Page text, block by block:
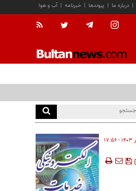
آب و هوا | خبرنامه | پیوندها | درباره ما |